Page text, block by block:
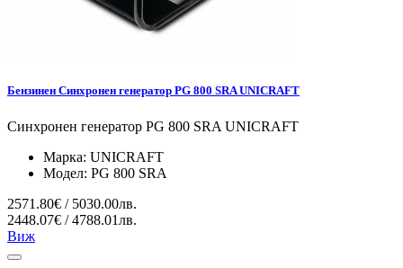
Бензинен Синхронен генератор PG 800 SRA UNICRAFT
Синхронен генератор PG 800 SRA UNICRAFT
Марка: UNICRAFT
Модел: PG 800 SRA
2571.80€ / 5030.00лв.
2448.07€ / 4788.01лв.
Виж